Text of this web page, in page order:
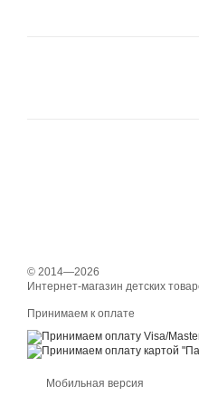
© 2014—2026
Интернет-магазин детских
Принимаем к оплате
Мобильная версия